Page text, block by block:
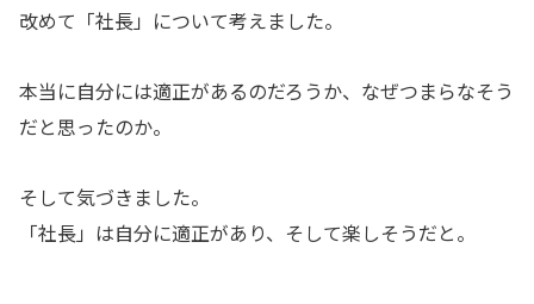
改めて「社長」について考えました。
本当に自分には適正があるのだろうか、なぜつまらなそう
だと思ったのか。
そして気づきました。
「社長」は自分に適正があり、そして楽しそうだと。